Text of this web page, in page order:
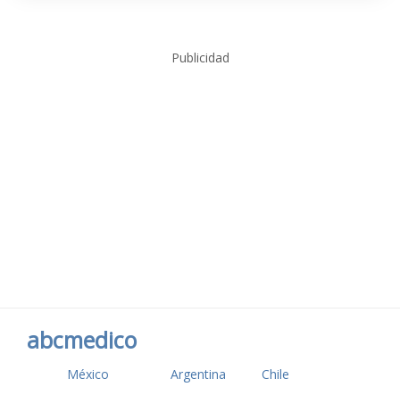
Publicidad
abcmedico
México Argentina
Chile